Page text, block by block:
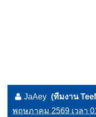
JaAey (ทีมงาน
พฤษภาคม 2569 เวลา